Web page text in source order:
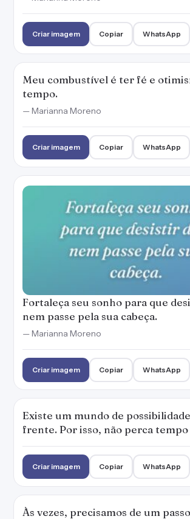
Criar imagem Copiar WhatsApp
Meu combustível é ter fé e
tempo.
— Marianna Moreno
Criar imagem Copiar WhatsApp
Fortaleça seu sonho para que
nem passe pela sua cabeça.
— Marianna Moreno
Criar imagem Copiar WhatsApp
Existe um mundo de
frente. Por isso, não perca
Criar imagem Copiar WhatsApp
Às vezes, precisamos de um